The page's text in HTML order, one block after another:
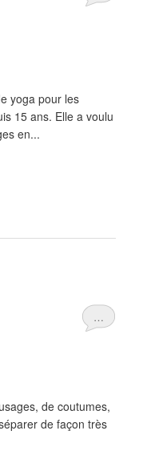
yoga pour les
15 ans. Elle a voulu
en...
…
de coutumes,
de façon très